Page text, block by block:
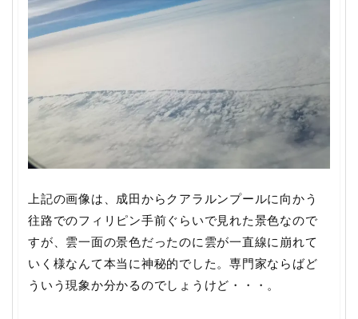
上記の画像は、成田からクアラルンプールに向かう
往路でのフィリピン手前ぐらいで見れた景色なので
すが、雲一面の景色だったのに雲が一直線に崩れて
いく様なんて本当に神秘的でした。専門家ならばど
ういう現象か分かるのでしょうけど・・・。